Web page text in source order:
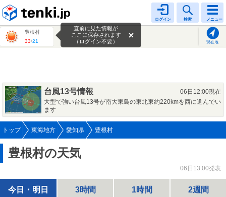
ログイン 検索 メニュー
豊根村
33/21 現在地
直前に見た情報が
ここに保存されます
（ログイン不要）
台風13号情報
06日12:00現在
大型で強い台風13号が南大東島の東北東約220kmを西に進んでい
ます
トップ 東海地方 愛知県 豊根村
豊根村の天気
06日13:00発表
今日・明日 3時間 1時間 2週間